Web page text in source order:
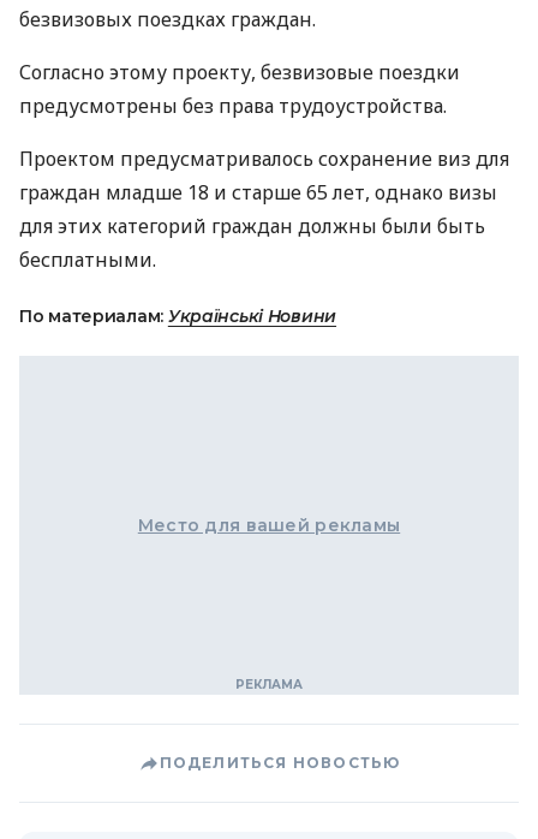
безвизовых поездках граждан.
Согласно этому проекту, безвизовые поездки
предусмотрены без права трудоустройства.
Проектом предусматривалось сохранение виз для
граждан младше 18 и старше 65 лет, однако визы
для этих категорий граждан должны были быть
бесплатными.
По материалам: Українські Новини
Место для вашей рекламы
ПОДЕЛИТЬСЯ НОВОСТЬЮ